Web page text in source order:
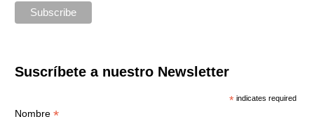
Suscríbete a nuestro Newsletter
* indicates required
Nombre *